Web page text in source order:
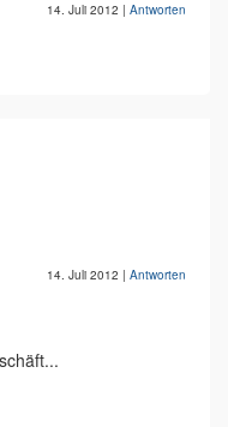
14. Juli 2012 | Antworten
14. Juli 2012 | Antworten